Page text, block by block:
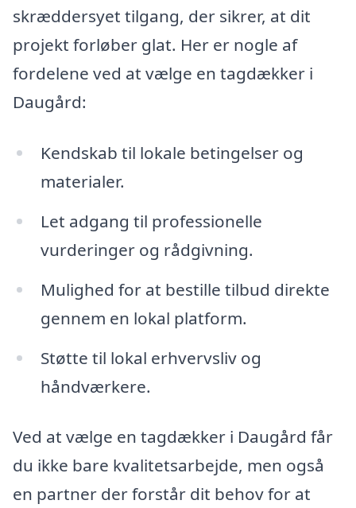
skræddersyet tilgang, der sikrer, at dit
projekt forløber glat. Her er nogle af
fordelene ved at vælge en tagdækker i
Daugård:
Kendskab til lokale betingelser og
materialer.
Let adgang til professionelle
vurderinger og rådgivning.
Mulighed for at bestille tilbud direkte
gennem en lokal platform.
Støtte til lokal erhvervsliv og
håndværkere.
Ved at vælge en tagdækker i Daugård får
du ikke bare kvalitetsarbejde, men også
en partner der forstår dit behov for at